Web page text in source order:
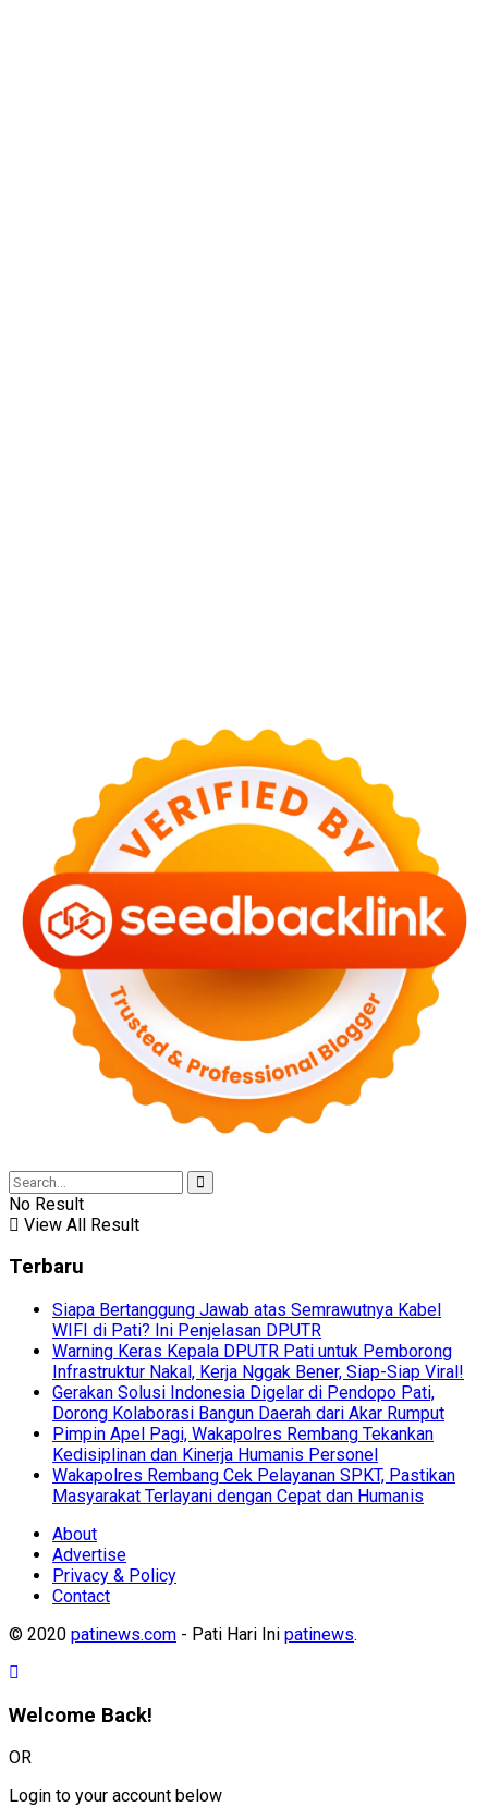
No Result
View All Result
Terbaru
Siapa Bertanggung Jawab atas Semrawutnya Kabel
WIFI di Pati? Ini Penjelasan DPUTR
Warning Keras Kepala DPUTR Pati untuk Pemborong
Infrastruktur Nakal, Kerja Nggak Bener, Siap-Siap Viral!
Gerakan Solusi Indonesia Digelar di Pendopo Pati,
Dorong Kolaborasi Bangun Daerah dari Akar Rumput
Pimpin Apel Pagi, Wakapolres Rembang Tekankan
Kedisiplinan dan Kinerja Humanis Personel
Wakapolres Rembang Cek Pelayanan SPKT, Pastikan
Masyarakat Terlayani dengan Cepat dan Humanis
About
Advertise
Privacy & Policy
Contact
© 2020 patinews.com - Pati Hari Ini patinews.
Welcome Back!
OR
Login to your account below